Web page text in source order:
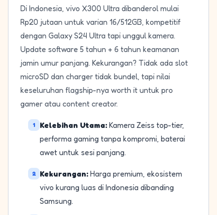
Di Indonesia, vivo X300 Ultra dibanderol mulai
Rp20 jutaan untuk varian 16/512GB, kompetitif
dengan Galaxy S24 Ultra tapi unggul kamera.
Update software 5 tahun + 6 tahun keamanan
jamin umur panjang. Kekurangan? Tidak ada slot
microSD dan charger tidak bundel, tapi nilai
keseluruhan flagship-nya worth it untuk pro
gamer atau content creator.
1 Kelebihan Utama: Kamera Zeiss top-tier,
performa gaming tanpa kompromi, baterai
awet untuk sesi panjang.
2 Kekurangan: Harga premium, ekosistem
vivo kurang luas di Indonesia dibanding
Samsung.